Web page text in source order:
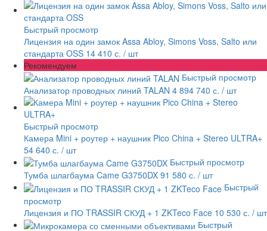
Быстрый просмотр
Лицензия на один замок Assa Abloy, Simons Voss, Salto или
стандарта OSS 14 410 с. / шт
Рекомендуем
Быстрый просмотр
Анализатор проводных линий TALAN 4 894 740 с. / шт
Быстрый просмотр
Камера Mini + роутер + наушник Pico China + Stereo ULTRA+
54 640 с. / шт
Быстрый просмотр
Тумба шлагбаума Came G3750DX 91 580 с. / шт
Быстрый
просмотр
Лицензия и ПО TRASSIR СКУД + 1 ZKTeco Face 10 530 с. / шт
Быстрый